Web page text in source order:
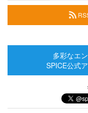
多彩なエ
SPICE公式